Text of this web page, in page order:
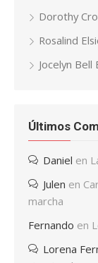
Dorothy
Rosalind
Jocelyn
Últimos
Daniel en
Julen en
marcha
Fernando en
Lorena